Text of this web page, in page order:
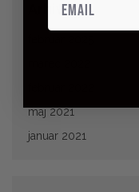
Arhivi
maj 2021
januar 2021